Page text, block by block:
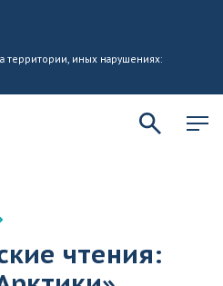
территории, иных нарушениях:
чтения: